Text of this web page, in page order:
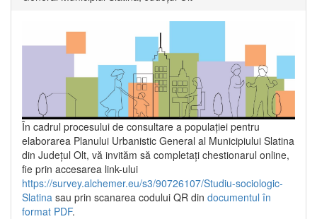
În cadrul procesului de consultare a populaţiei pentru
elaborarea Planului Urbanistic General al Municipiului Slatina
din Județul Olt, vă invităm să completați chestionarul online,
fie prin accesarea link-ului
https://survey.alchemer.eu/s3/90726107/Studiu-sociologic-
Slatina sau prin scanarea codului QR din documentul în
format PDF.